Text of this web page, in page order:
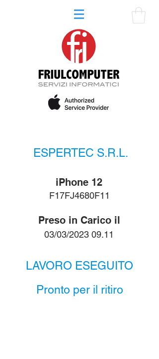
ESPERTEC S.R.L.
F17FJ4680F11
iPhone 12
Preso in Carico il
03/03/2023 09.11
LAVORO ESEGUITO
Pronto per il ritiro